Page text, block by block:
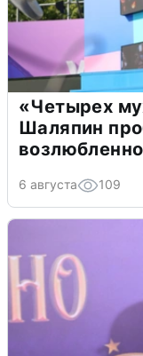
«Четырех
Шаляпин
6 августа 109